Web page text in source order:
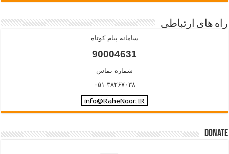
راه های ارتباطی
سامانه پیام کوتاه
90004631
شماره تماس
۰۵۱-۳۸۲۶۷۰۳۸
Donate